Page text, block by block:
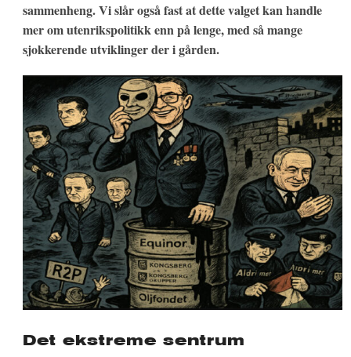
sammenheng. Vi slår også fast at dette valget kan handle
mer om utenrikspolitikk enn på lenge, med så mange
sjokkerende utviklinger der i gården.
Det ekstreme sentrum